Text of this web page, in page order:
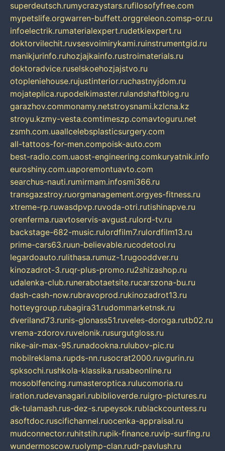
superdeutsch.rumycrazystars.rufilosofyfree.com
mypetslife.orgwarren-buffett.orggreleon.comsp-or.ru
infoelectrik.rumaterialexpert.rudetkiexpert.ru
doktorvilechit.ruvsesvoimirykami.ruinstrumentgid.ru
manikjurinfo.ruhozjajkainfo.rustroimaterials.ru
doktoradvice.ruselskoehozjajstvo.ru
otopleniehouse.rujustinterior.ruchastnyjdom.ru
mojateplica.rupodelkimaster.rulandshaftblog.ru
garazhov.commonamy.netstroysnami.kzlcna.kz
stroyu.kzmy-vesta.comtimeszp.comavtoguru.net
zsmh.com.uaallcelebsplasticsurgery.com
all-tattoos-for-men.compoisk-auto.com
best-radio.com.uaost-engineering.comkuryatnik.info
euroshiny.com.uaporemontuavto.com
searchus-nauti.rumirmam.infosmi366.ru
transgazstroy.ruorgmanagement.orgyes-fitness.ru
xtreme-rp.ruwasdpvp.ruvoda-otri.rutishinapve.ru
orenferma.ruavtoservis-avgust.rulord-tv.ru
backstage-682-music.rulordfilm7.rulordfilm13.ru
prime-cars63.ruun-believable.rucodetool.ru
legardoauto.rulithasa.rumuz-1.rugooddver.ru
kinozadrot-3.ruqr-plus-promo.ru2shizashop.ru
udalenka-club.runerabotaetsite.rucarszona-bu.ru
dash-cash-now.rubravoprod.rukinozadrot13.ru
hotteygroup.rubagira31.rudommarketnsk.ru
dveriland73.runis-glonass51.ruveles-doroga.rutb02.ru
vrema-zdorov.ruvelonik.rusurgutgloss.ru
nike-air-max-95.runadookna.rulubov-pic.ru
mobilreklama.rupds-nn.rusocrat2000.ruvgurin.ru
spksochi.rushkola-klassika.rusabeonline.ru
mosoblfencing.rumasteroptica.rulucomoria.ru
iration.rudevanagari.rubiblioverde.ruigro-pictures.ru
dk-tulamash.rus-dez-s.rupeysok.rublackcountess.ru
asoftdoc.ruscifichannel.ruocenka-appraisal.ru
mudconnector.ruhitstih.rupik-finance.ruvip-surfing.ru
wundermoscow.ruolymp-clan.rudr-pavlush.ru